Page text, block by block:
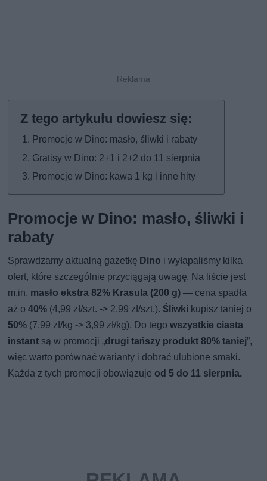
Promocje w Dino: masło, śliwki i rabaty
Gratisy w Dino: 2+1 i 2+2 do 11 sierpnia
Promocje w Dino: kawa 1 kg i inne hity
Promocje w Dino: masło, śliwki i
rabaty
Sprawdzamy aktualną gazetkę Dino i wyłapaliśmy kilka
ofert, które szczególnie przyciągają uwagę. Na liście jest
m.in. masło ekstra 82% Krasula (200 g) — cena spadła
aż o40% (4,99 zł/szt. -> 2,99 zł/szt.). Śliwki kupisz taniej o
50% (7,99 zł/kg -> 3,99 zł/kg). Do tegowszystkie ciasta
instant są w promocji „drugi tańszy produkt 80% taniej”,
więc warto porównać warianty i dobrać ulubione smaki.
Każda z tych promocji obowiązuje od 5 do 11 sierpnia.